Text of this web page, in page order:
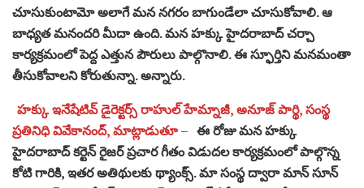
చూసుకుంటామో అలాగే మన నగరం బాగుండేలా చూసుకోవాలి. ఆ
బాధ్యత మనందరి మీదా ఉంది. మన హక్కు హైదరాబాద్ చర్చా
కార్యక్రమంలో పెద్ద ఎత్తున పౌరులు పాల్గొనాలి. ఈ స్ఫూర్తిని మనమంతా
తీసుకోవాలని కోరుతున్నా. అన్నారు.
హక్కు ఇనేషేటివ్ డైరెక్టర్స్ రాహుల్ హేమ్నాజీ, అనూజ్ పార్థి, సంస్థ
ప్రతినిధి వివేకానంద్, మాట్లాడుతూ – ఈ రోజు మన హక్కు
హైదరాబాద్ కర్టెన్ రైజర్ ప్రచార గీతం విడుదల కార్యక్రమంలో పాల్గొన్న
కోటి గారికి, ఇతర అతిథులకు థ్యాంక్స్. మా సంస్థ ద్వారా మాన్ సూన్